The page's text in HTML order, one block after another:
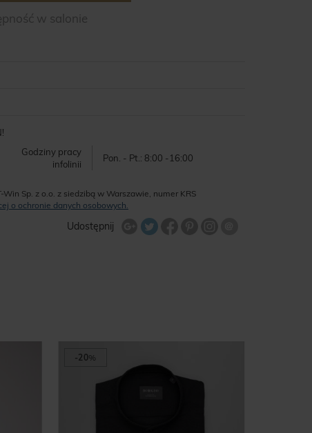
w salonie
Godziny pracy
infolinii
Pon. - Pt.: 8:00 -16:00
Sp. z o.o. z siedzibą w Warszawie, numer KRS
o ochronie danych osobowych.
Udostępnij
Udostępnij na Twitterze
-20%